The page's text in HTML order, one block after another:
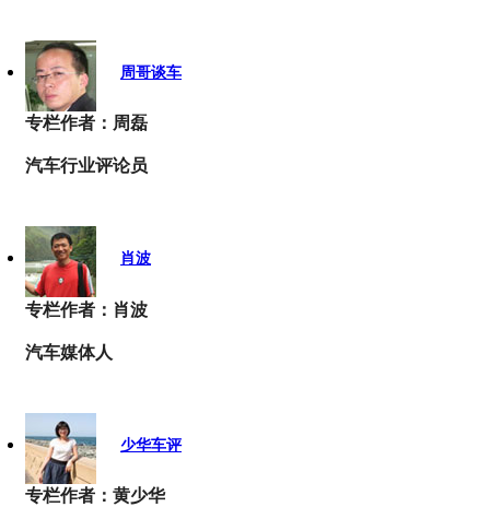
周哥谈车
专栏作者：周磊
汽车行业评论员
肖波
专栏作者：肖波
汽车媒体人
少华车评
专栏作者：黄少华